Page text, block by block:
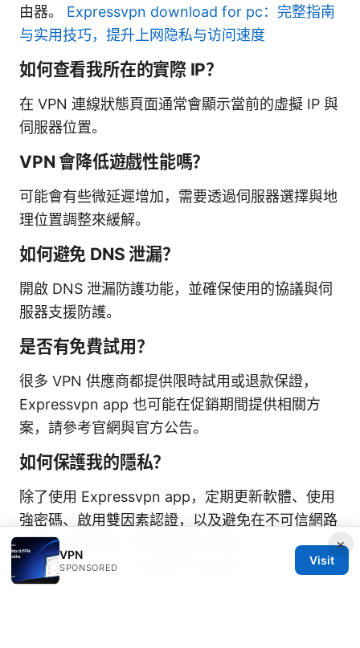
由器。 Expressvpn download for pc：完整指南
与实用技巧，提升上网隐私与访问速度
如何查看我所在的實際 IP？
在 VPN 連線狀態頁面通常會顯示當前的虛擬 IP 與
伺服器位置。
VPN 會降低遊戲性能嗎？
可能會有些微延遲增加，需要透過伺服器選擇與地
理位置調整來緩解。
如何避免 DNS 泄漏？
開啟 DNS 泄漏防護功能，並確保使用的協議與伺
服器支援防護。
是否有免費試用？
很多 VPN 供應商都提供限時試用或退款保證，
Expressvpn app 也可能在促銷期間提供相關方
案，請參考官網與官方公告。
如何保護我的隱私？
除了使用 Expressvpn app，定期更新軟體、使用
強密碼、啟用雙因素認證，以及避免在不可信網路
上輸入敏感資料，都是重要的步驟。
Expressvpn
高效护航：VPNs 全指南与实战技巧
×
VPN
SPONSORED
Visit